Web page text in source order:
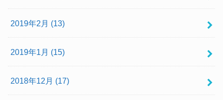
2019年2月 (13)
2019年1月 (15)
2018年12月 (17)